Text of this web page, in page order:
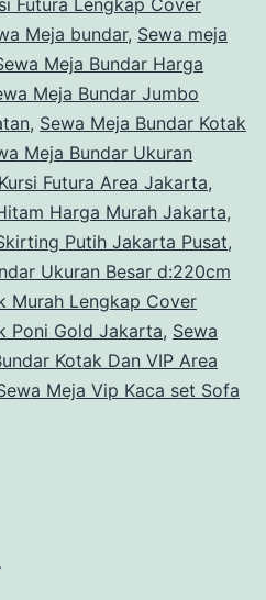
Futura Lengkap Cover
Meja bundar, Sewa meja
Meja Bundar Harga
Meja Bundar Jumbo
, Sewa Meja Bundar Kotak
Meja Bundar Ukuran
Futura Area Jakarta,
Harga Murah Jakarta,
Putih Jakarta Pusat,
Ukuran Besar d:220cm
Murah Lengkap Cover
Poni Gold Jakarta, Sewa
Kotak Dan VIP Area
Meja Vip Kaca set Sofa